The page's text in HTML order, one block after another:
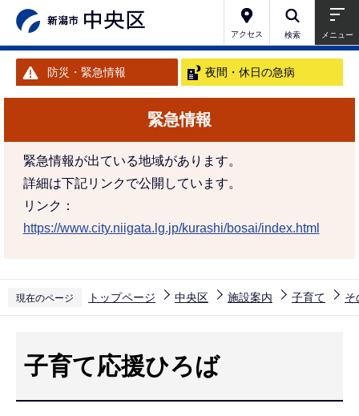
ジ
先
アクセス 検索 メニュー
防災・緊急情報 夜間・休日の急病
緊急情報
緊急情報が出ている地域があります。
詳細は下記リンクで公開しています。
リンク：
https://www.city.niigata.lg.jp/kurashi/bosai/index.html
現在のページ トップページ 中央区 施設案内 子育て そ
子育て応援ひろば